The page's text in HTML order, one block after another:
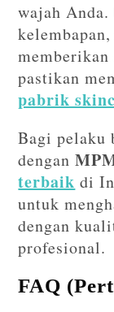
wajah
pastikan
pabrik
Bagi pelaku
dengan
terbaik di
untuk
dengan
profesional.
FAQ